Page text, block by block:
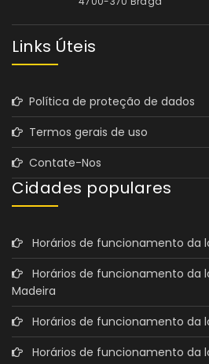
Links Úteis
Política de proteção de dados
Termos gerais de uso
Contate-Nos
Cidades populares
Horários de funcionamento da
Horários de funcionamento da
Madeira
Horários de funcionamento da
Horários de funcionamento da